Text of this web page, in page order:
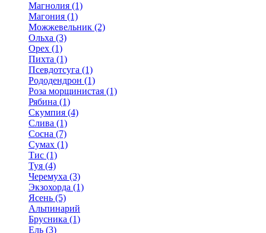
Магнолия (1)
Магония (1)
Можжевельник (2)
Ольха (3)
Орех (1)
Пихта (1)
Псевдотсуга (1)
Рододендрон (1)
Роза морщинистая (1)
Рябина (1)
Скумпия (4)
Слива (1)
Сосна (7)
Сумах (1)
Тис (1)
Туя (4)
Черемуха (3)
Экзохорда (1)
Ясень (5)
Альпинарий
Брусника (1)
Ель (3)